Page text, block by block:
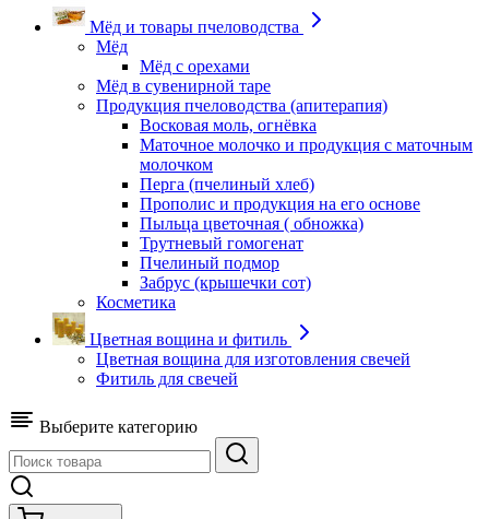
Мёд и товары пчеловодства
Мёд
Мёд с орехами
Мёд в сувенирной таре
Продукция пчеловодства (апитерапия)
Восковая моль, огнёвка
Маточное молочко и продукция с маточным
молочком
Перга (пчелиный хлеб)
Прополис и продукция на его основе
Пыльца цветочная ( обножка)
Трутневый гомогенат
Пчелиный подмор
Забрус (крышечки сот)
Косметика
Цветная вощина и фитиль
Цветная вощина для изготовления свечей
Фитиль для свечей
Выберите категорию